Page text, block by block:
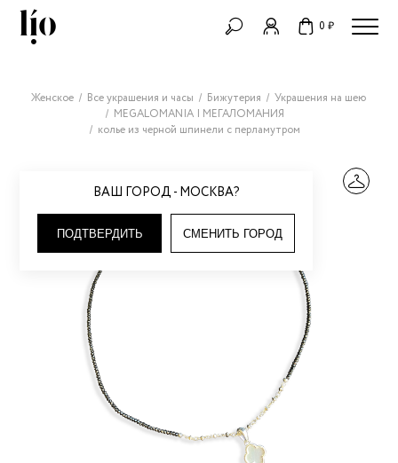
0 ₽
ВАШ ГОРОД - МОСКВА?
ПОДТВЕРДИТЬ СМЕНИТЬ ГОРОД
Женское Все украшения и часы Бижутерия
Украшения на шею
MEGALOMANIA | МЕГАЛОМАНИЯ
колье из черной шпинели с перламутром